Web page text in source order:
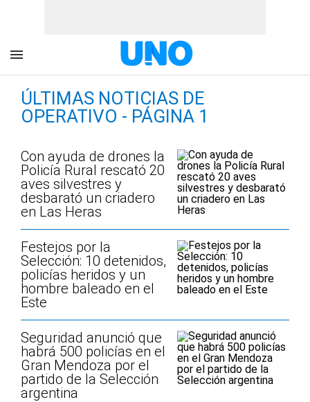
ÚLTIMAS NOTICIAS DE
OPERATIVO - PÁGINA 1
Con ayuda de drones la
Policía Rural rescató 20
aves silvestres y
desbarató un criadero
en Las Heras
Festejos por la
Selección: 10 detenidos,
policías heridos y un
hombre baleado en el
Este
Seguridad anunció que
habrá 500 policías en el
Gran Mendoza por el
partido de la Selección
argentina